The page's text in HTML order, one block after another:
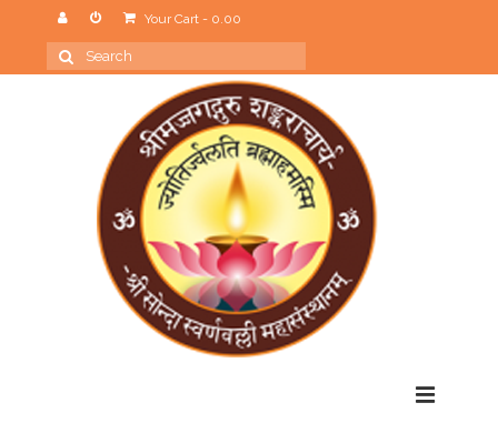
Your Cart- 0.00
Search
for: